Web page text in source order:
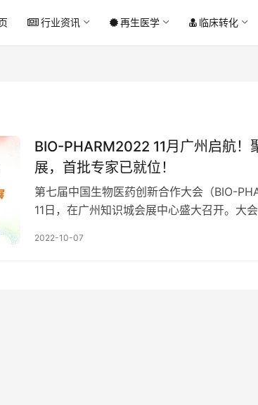
行业资讯 再生医学 临床转化
BIO-PHARM2022 11月广州启航！
展，首批专家已就位！
第七届中国生物医药创新合作大会（BIO-
11日，在广州知识城会展中心盛大召开。大
2022-10-07